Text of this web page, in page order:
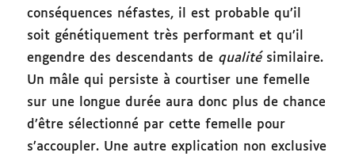
conséquences néfastes, il est probable qu’il
soit génétiquement très performant et qu’il
engendre des descendants de qualitésimilaire.
Un mâle qui persiste à courtiser une femelle
sur une longue durée aura donc plus de chance
d’être sélectionné par cette femelle pour
s’accoupler. Une autre explication non exclusive